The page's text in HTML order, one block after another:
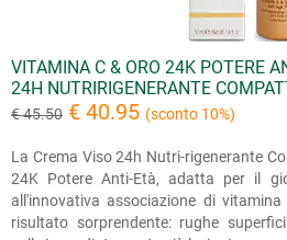
VITAMINA C & ORO 24K POTERE
24H NUTRIRIGENERANTE
€ 45.50 € 40.95 (sconto 10%)
La Crema Viso 24h Nutri-rigenerante
24K Potere Anti-Età, adatta per il
all'innovativa associazione di
risultato sorprendente: rughe